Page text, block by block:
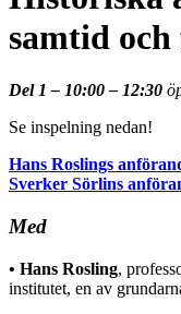
samtid
Del 1 – 10:00 – 12:30
Se inspelning nedan!
Hans Roslings
Sverker Sörlins
Med
• Hans Rosling,
institutet, en av